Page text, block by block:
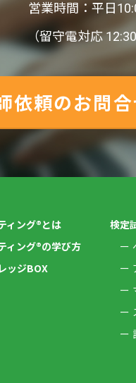
営業時間：平日
（留守電対応
依頼のお問
ィング®とは
ィング®の学び方
ッジBOX
検定